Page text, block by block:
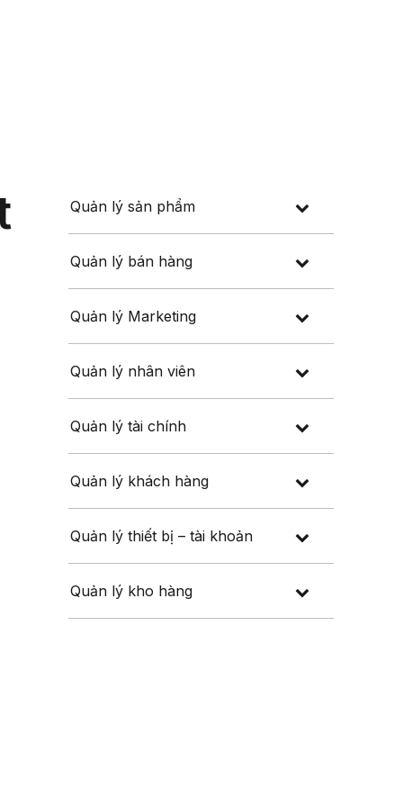
Quản lý sản phẩm
Quản lý bán hàng
Quản lý Marketing
Quản lý nhân viên
Quản lý tài chính
Quản lý khách hàng
Quản lý thiết bị – tài khoản
Quản lý kho hàng